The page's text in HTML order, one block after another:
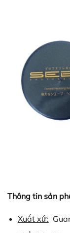
Thông tin sản
Xuất xứ: